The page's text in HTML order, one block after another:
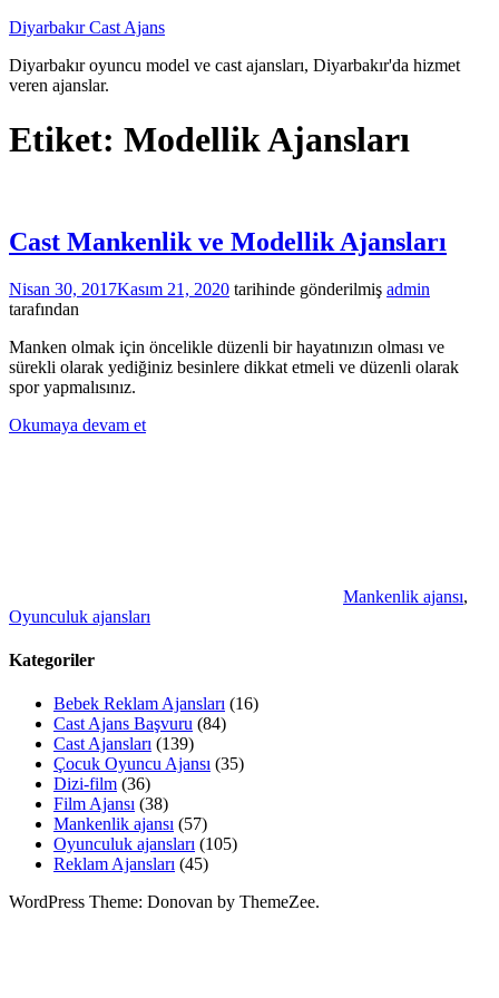
İçeriğe
Diyarbakır Cast Ajans
Diyarbakır oyuncu model ve cast ajansları, Diyarbakır'da hizmet
veren ajanslar.
Etiket: Modellik Ajansları
Cast Mankenlik ve Modellik Ajansları
Nisan 30, 2017Kasım 21, 2020 tarihinde gönderilmiş admin
tarafından
Manken olmak için öncelikle düzenli bir hayatınızın olması ve
sürekli olarak yediğiniz besinlere dikkat etmeli ve düzenli olarak
spor yapmalısınız.
Okumaya devam et
Mankenlik ajansı,
Oyunculuk ajansları
Kategoriler
Bebek Reklam Ajansları (16)
Cast Ajans Başvuru (84)
Cast Ajansları (139)
Çocuk Oyuncu Ajansı (35)
Dizi-film (36)
Film Ajansı (38)
Mankenlik ajansı (57)
Oyunculuk ajansları (105)
Reklam Ajansları (45)
WordPress Theme: Donovan by ThemeZee.